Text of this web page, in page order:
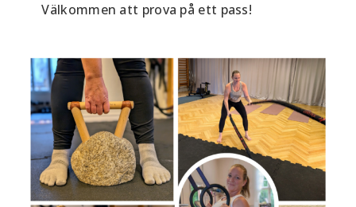
Välkommen att prova på ett pass!